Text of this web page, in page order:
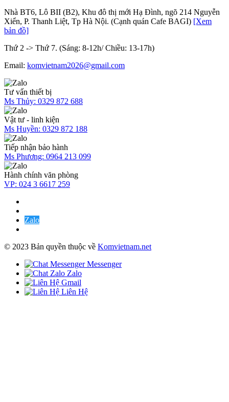
Nhà BT6, Lô BII (B2), Khu đô thị mới Hạ Đình, ngõ 214 Nguyễn
Xiển, P. Thanh Liệt, Tp Hà Nội. (Cạnh quán Cafe BAGI) [Xem
bản đồ]
Thứ 2 -> Thứ 7. (Sáng: 8-12h/ Chiều: 13-17h)
Email: komvietnam2026@gmail.com
Tư vấn thiết bị
Ms Thủy: 0329 872 688
Vật tư - linh kiện
Ms Huyền: 0329 872 188
Tiếp nhận bảo hành
Ms Phương: 0964 213 099
Hành chính văn phòng
VP: 024 3 6617 259
Zalo
© 2023 Bản quyền thuộc về Komvietnam.net
Messenger
Zalo
Gmail
Liên Hệ